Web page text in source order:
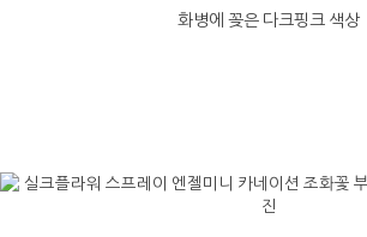
화병에 꽂은 다크핑크 색상